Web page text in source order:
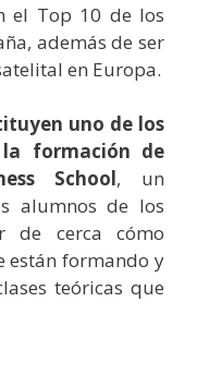
el Top 10 de los
además de ser
en Europa.
uno de los
formación de
School, un
alumnos de los
de cerca cómo
están formando y
teóricas que